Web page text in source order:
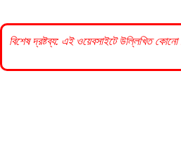
বিশেষ দ্রষ্টব্য: এই ওয়েবসাইটে উল্লিখিত কোনো